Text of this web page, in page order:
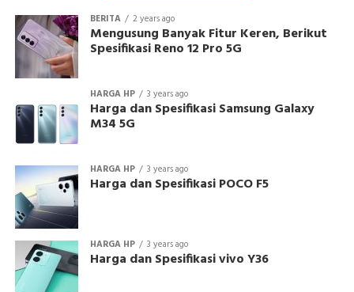
BERITA 2 years ago
Mengusung Banyak Fitur Keren, Berikut
Spesifikasi Reno 12 Pro 5G
HARGA HP 3 years ago
Harga dan Spesifikasi Samsung Galaxy
M34 5G
HARGA HP 3 years ago
Harga dan Spesifikasi POCO F5
HARGA HP 3 years ago
Harga dan Spesifikasi vivo Y36